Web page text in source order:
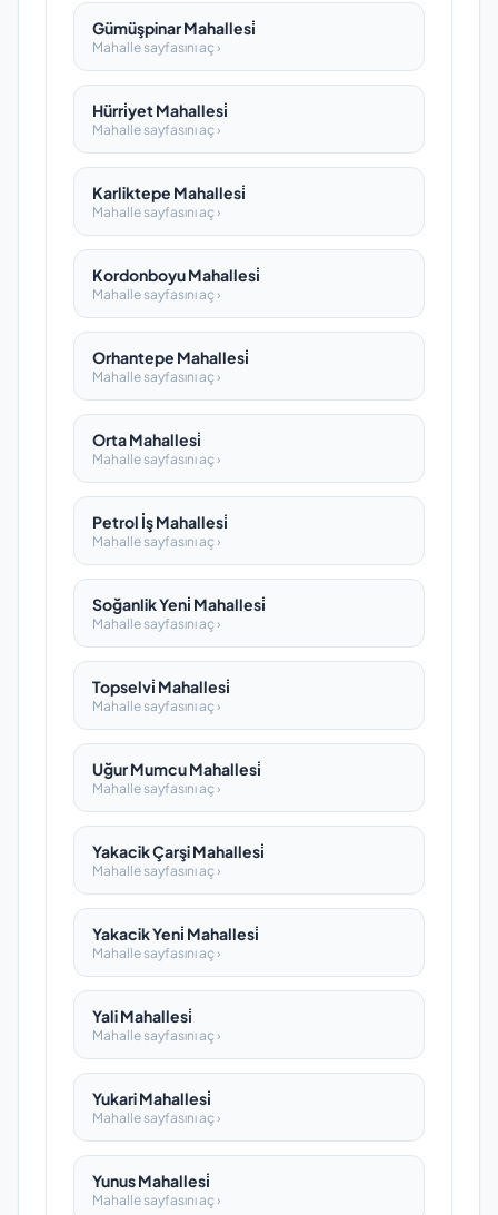
Gümüşpinar Mahallesi̇
Mahalle sayfasını aç ›
Hürri̇yet Mahallesi̇
Mahalle sayfasını aç ›
Karliktepe Mahallesi̇
Mahalle sayfasını aç ›
Kordonboyu Mahallesi̇
Mahalle sayfasını aç ›
Orhantepe Mahallesi̇
Mahalle sayfasını aç ›
Orta Mahallesi̇
Mahalle sayfasını aç ›
Petrol İş Mahallesi̇
Mahalle sayfasını aç ›
Soğanlik Yeni̇ Mahallesi̇
Mahalle sayfasını aç ›
Topselvi̇ Mahallesi̇
Mahalle sayfasını aç ›
Uğur Mumcu Mahallesi̇
Mahalle sayfasını aç ›
Yakacik Çarşi Mahallesi̇
Mahalle sayfasını aç ›
Yakacik Yeni̇ Mahallesi̇
Mahalle sayfasını aç ›
Yali Mahallesi̇
Mahalle sayfasını aç ›
Yukari Mahallesi̇
Mahalle sayfasını aç ›
Yunus Mahallesi̇
Mahalle sayfasını aç ›